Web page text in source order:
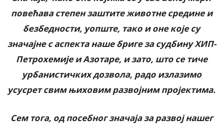
повећава степен заштите животне средине и
безбедности, уопште, тако и оне које су
значајне с аспекта наше бриге за судбину ХИП-
Петрохемије и Азотаре, и зато, што се тиче
урбанистичких дозвола, радо излазимо
усусрет свим њиховим развојним пројектима.
Сем тога, од посебног значаја за развој нашег